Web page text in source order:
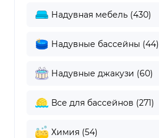
Надувная мебель (430)
Надувные бассейны (44)
Надувные джакузи (60)
Все для бассейнов (271)
Химия (54)